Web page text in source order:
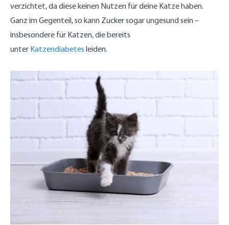
verzichtet, da diese keinen Nutzen für deine Katze haben.
Ganz im Gegenteil, so kann Zucker sogar ungesund sein –
insbesondere für Katzen, die bereits
unter Katzendiabetes leiden.